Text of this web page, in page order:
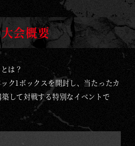
大会概要
は？
ク1ボックスを開封し、当たったカ
して対戦する特別なイベントで